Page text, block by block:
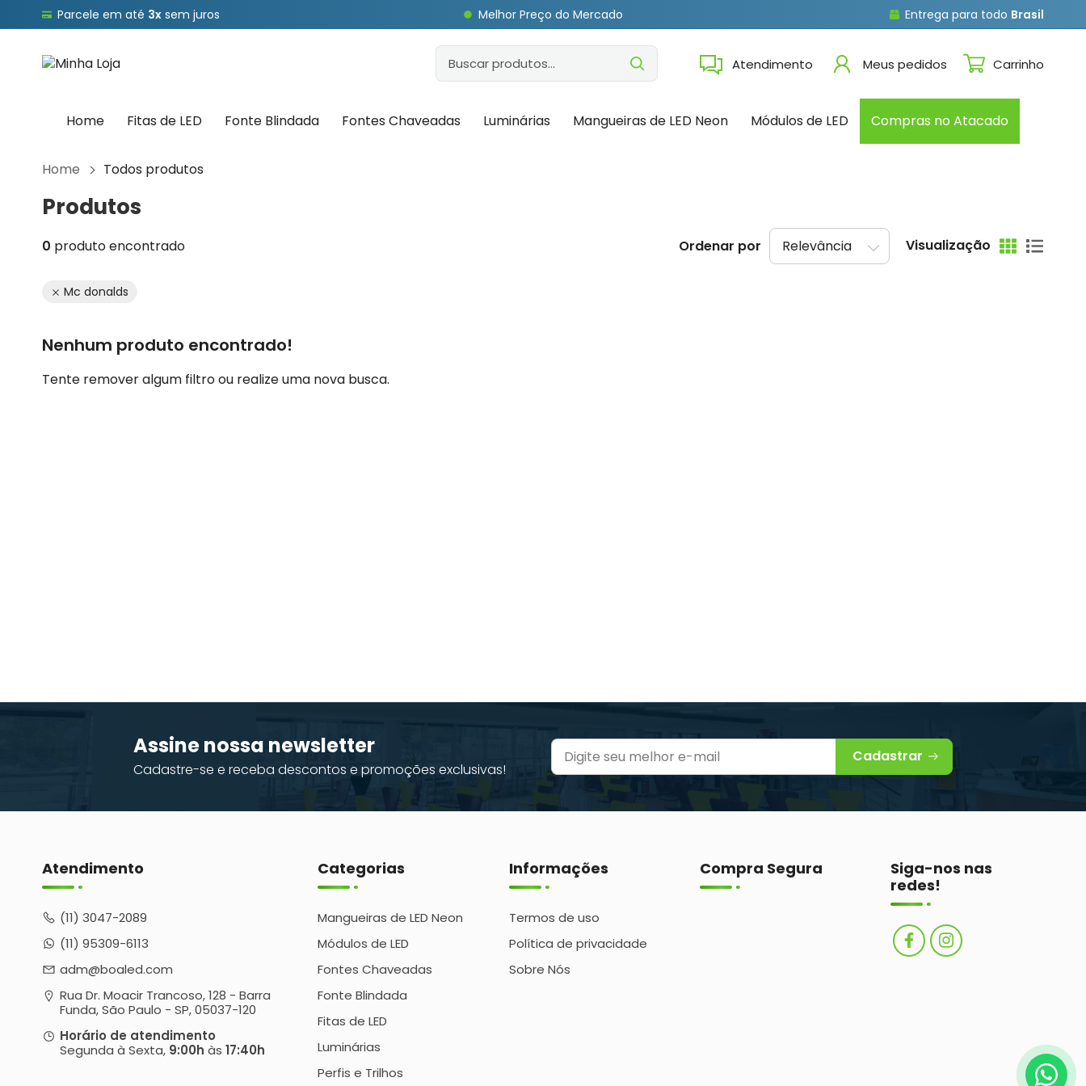
Parcele em até 3x sem juros Melhor Preço do Mercado Entrega para todo Brasil
Atendimento Meus pedidos Carrinho
Home Fitas de LED Fonte Blindada Fontes Chaveadas Luminárias Mangueiras de LED Neon Módulos de LED Compras no Atacado
Home Todos produtos
Produtos
0 produto encontrado Ordenar por Visualização
Mc donalds
Nenhum produto encontrado!
Tente remover algum filtro ou realize uma nova busca.
Assine nossa newsletter
Cadastre-se e receba descontos e promoções exclusivas!
Cadastrar
Categorias
Mangueiras de LED Neon
Módulos de LED
Fontes Chaveadas
Fonte Blindada
Fitas de LED
Luminárias
Perfis e Trilhos
Informações
Termos de uso
Política de privacidade
Sobre Nós
Compra Segura
Atendimento
(11) 3047-2089
(11) 95309-6113
adm@boaled.com
Rua Dr. Moacir Trancoso, 128 - Barra
Funda, São Paulo - SP, 05037-120
Horário de atendimento
Segunda à Sexta, 9:00h às17:40h
Siga-nos nas
redes!